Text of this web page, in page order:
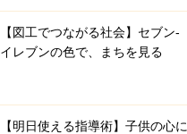
【図工でつながる社会】セブン‐
イレブンの色で、まちを見る
【明日使える指導術】子供の心に